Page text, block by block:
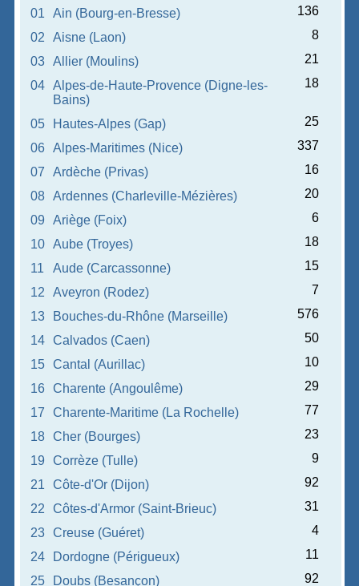
01
Ain (Bourg-en-Bresse)
136
02
Aisne (Laon)
8
03
Allier (Moulins)
21
04
Alpes-de-Haute-Provence (Digne-les-
Bains)
18
05 Hautes-Alpes (Gap)
25
06
Alpes-Maritimes (Nice)
337
07
Ardèche (Privas)
16
08
Ardennes (Charleville-Mézières)
20
09
Ariège (Foix)
6
10
Aube (Troyes)
18
11
Aude (Carcassonne)
15
12
Aveyron (Rodez)
7
13
Bouches-du-Rhône (Marseille)
576
14
Calvados (Caen)
50
15
Cantal (Aurillac)
10
16
Charente (Angoulême)
29
17
Charente-Maritime (La Rochelle)
77
18
Cher (Bourges)
23
19
Corrèze (Tulle)
9
21
Côte-d'Or (Dijon)
92
22
Côtes-d'Armor (Saint-Brieuc)
31
23
Creuse (Guéret)
4
24
Dordogne (Périgueux)
11
25
Doubs (Besançon) 92